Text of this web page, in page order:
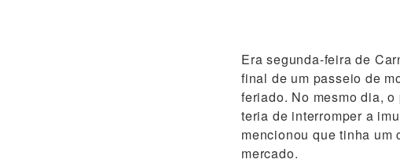
Era segunda-feira de
final de um passeio de
feriado. No mesmo dia,
teria de interromper a
mencionou que tinha um
mercado.